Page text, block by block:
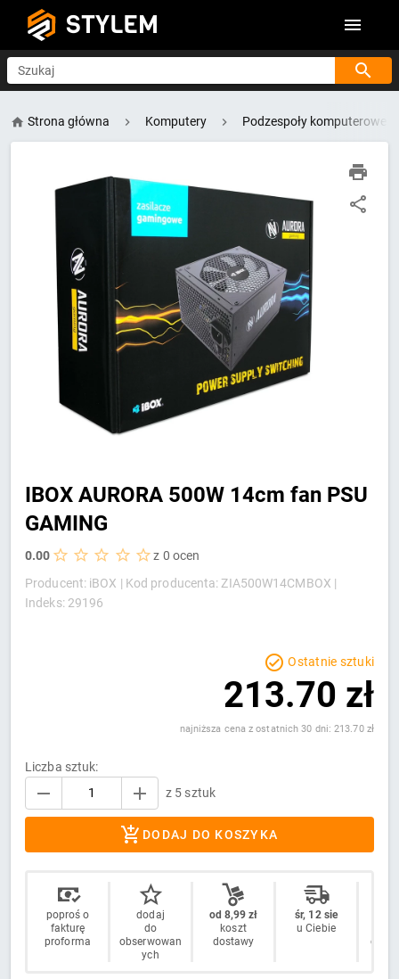
STYLEM
Szukaj
Strona główna Komputery Podzespoły komputerowe
IBOX AURORA 500W 14cm fan PSU
GAMING
0.00
z 0 ocen
Producent: iBOX | Kod producenta: ZIA500W14CMBOX |
Indeks: 29196
Ostatnie sztuki
213.70 zł
najniższa cena z ostatnich 30 dni: 213.70 zł
Liczba sztuk:
z 5 sztuk
DODAJ DO KOSZYKA
poproś o
fakturę
proforma
dodaj
do
obserwowan
ych
od 8,99 zł
koszt
dostawy
śr, 12 sie
u Ciebie